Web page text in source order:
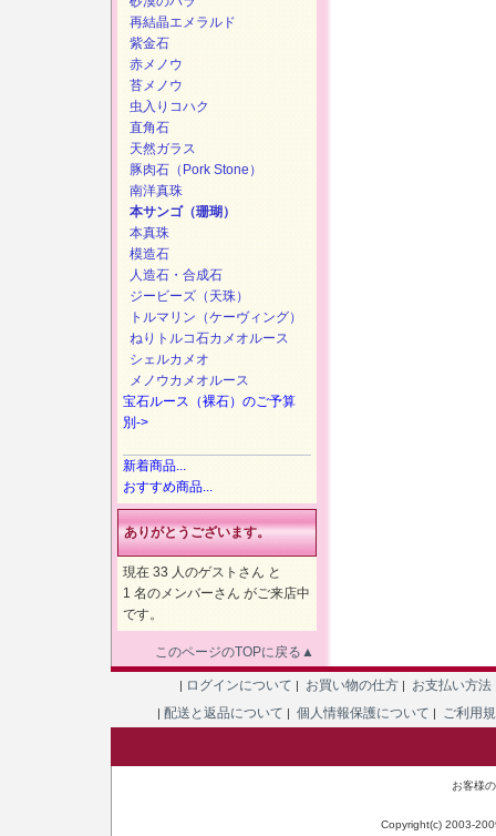
再結晶エメラルド
紫金石
赤メノウ
苔メノウ
虫入りコハク
直角石
天然ガラス
豚肉石（Pork Stone）
南洋真珠
本サンゴ（珊瑚）
本真珠
模造石
人造石・合成石
ジービーズ（天珠）
トルマリン（ケーヴィング）
ねりトルコ石カメオルース
シェルカメオ
メノウカメオルース
宝石ルース（裸石）のご予算
別->
新着商品...
おすすめ商品...
ありがとうございます。
現在 33 人のゲストさん と
1 名のメンバーさん がご来店中
です。
このページのTOPに戻る▲
| ログインについて | お買い物の仕方 | お支払い方法
| 配送と返品について | 個人情報保護について | ご利用
お客様
Copyright(c) 2003-